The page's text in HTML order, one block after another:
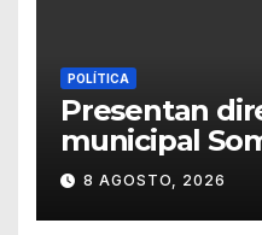
POLÍTICA
Presentan
municipal
Guanajuato
8 AGOSTO, 2026